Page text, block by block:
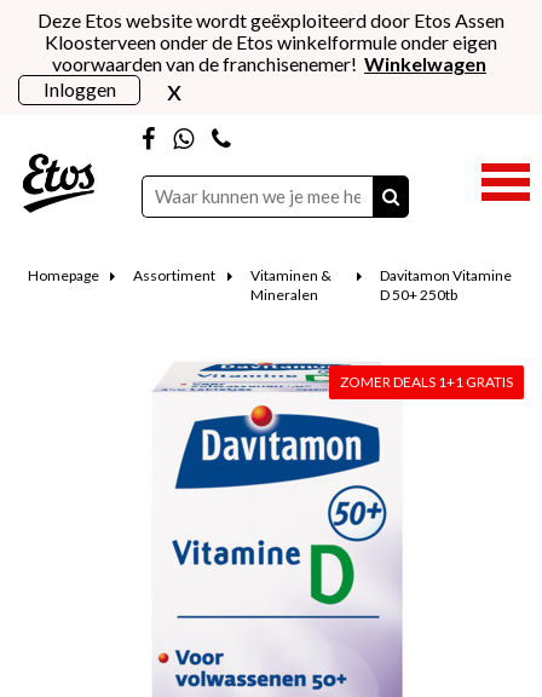
Deze Etos website wordt geëxploiteerd door Etos Assen
Kloosterveen onder de Etos winkelformule onder eigen
voorwaarden van de franchisenemer! Winkelwagen
Inloggen
x
Homepage Assortiment
Vitaminen &
Mineralen
Davitamon Vitamine
D 50+ 250tb
ZOMER DEALS 1+1 GRATIS